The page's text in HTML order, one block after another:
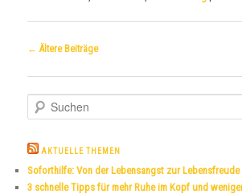
Beitrags-
← Ältere Beiträge
u
h
n
AKTUELLE THEMEN
Soforthilfe: Von der Lebensangst zur Lebensfreude
3 schnelle Tipps für mehr Ruhe im Kopf und